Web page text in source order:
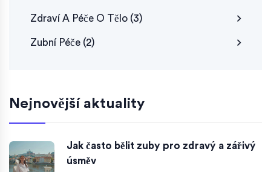
Zdraví A Péče O Tělo (3)
Zubní Péče (2)
Nejnovější aktuality
Jak často bělit zuby pro zdravý a zářivý
úsměv